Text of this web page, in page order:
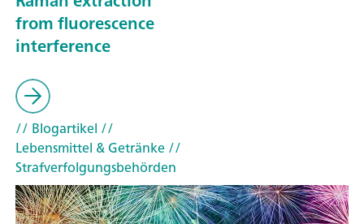
from fluorescence
interference
// Blogartikel //
Lebensmittel & Getränke//
Strafverfolgungsbehörden